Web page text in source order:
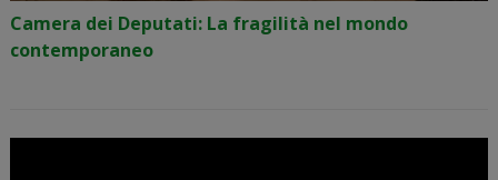
Camera dei Deputati: La fragilità nel mondo
contemporaneo